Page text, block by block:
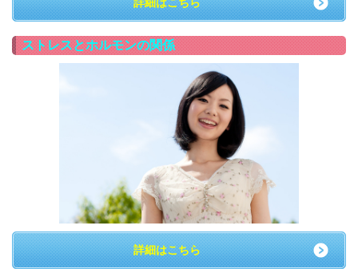
詳細はこちら
ストレスとホルモンの関係
詳細はこちら